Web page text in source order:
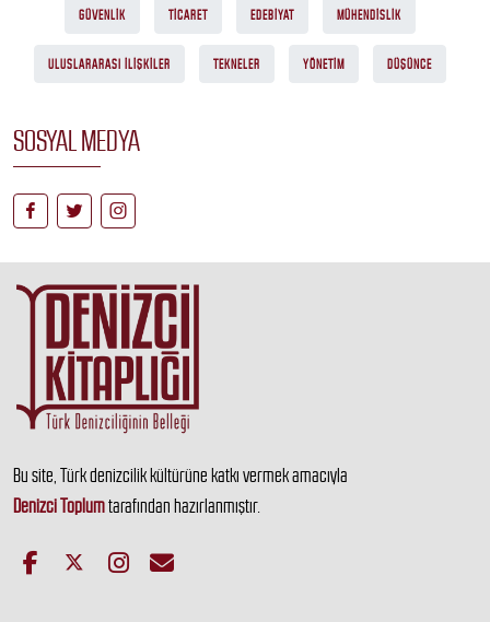
GÜVENLIK TICARET EDEBIYAT MÜHENDISLIK
ULUSLARARASI ILIŞKILER TEKNELER YÖNETIM DÜŞÜNCE
SOSYAL MEDYA
Bu site, Türk denizcilik kültürüne katkı vermek amacıyla
Denizci Toplumtarafından hazırlanmıştır.